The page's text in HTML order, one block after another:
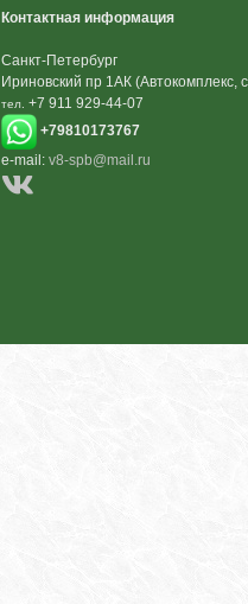
Контактная информация
Санкт-Петербург
Ириновский пр 1АК (Автокомплекс,
тел. +7 911 929-44-07
+79810173767
e-mail: v8-spb@mail.ru